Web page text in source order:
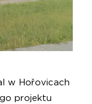
w Hořovicach
projektu